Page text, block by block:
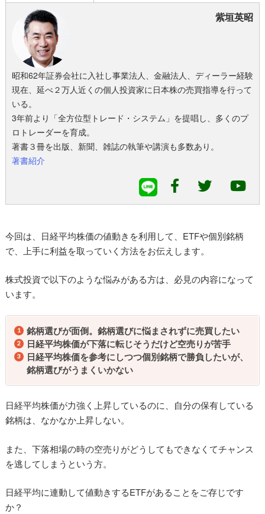
紫垣英昭
昭和62年証券会社に入社し事業法人、金融法人、ディーラー経験
現在、延べ２万人近くの個人投資家に日本株の売買指導を行って
いる。
3年前より「全方位型トレード・システム」を提唱し、多くのプ
ロトレーダーを育成。
著書３冊を出版、新聞、雑誌の執筆や講演も多数あり。
著書紹介
今回は、日経平均株価の値動きを利用して、ETFや個別銘柄
で、上手に利益を取っていく方法をお伝えします。
株式投資で以下のような悩みがある方は、必見の内容になって
います。
銘柄選びが面倒。銘柄選びに悩まされずに売買したい
日経平均株価が下落に転じそうだけど空売りが苦手
日経平均株価を参考にしつつ個別銘柄で勝負したいが、
銘柄選びがうまくいかない
日経平均株価が力強く上昇しているのに、自分の保有している
銘柄は、なかなか上昇しない。
また、下落相場の時の空売りがどうしてもできなくてチャンス
を逃してしまうという方。
日経平均に連動して値動きするETFがあることをご存じです
か？